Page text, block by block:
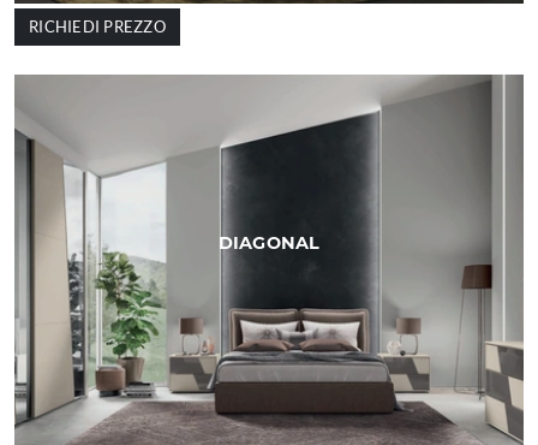
RICHIEDI PREZZO
DIAGONAL